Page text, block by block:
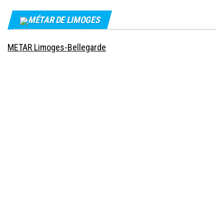
MÉTAR DE LIMOGES
METAR Limoges-Bellegarde